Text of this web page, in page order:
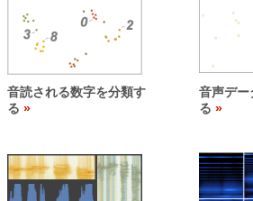
音読される数字を分類す
る
音声デー
る